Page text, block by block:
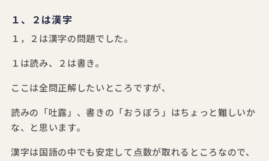
１、２は漢字
１，２は漢字の問題でした。
１は読み、２は書き。
ここは全問正解したいところですが、
読みの「吐露」、書きの「おうぼう」はちょっと難しいか
な、と思います。
漢字は国語の中でも安定して点数が取れるところなので、